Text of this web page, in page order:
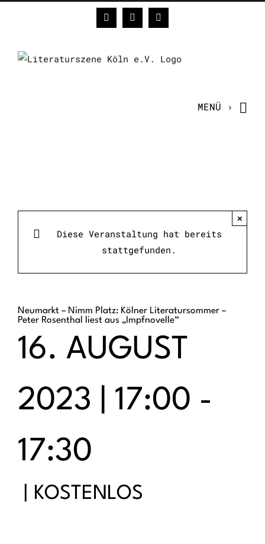
FacebookInstagram
E-
Mail
Diese Veranstaltung hat bereits
stattgefunden.
×
Neumarkt – Nimm Platz: Kölner Literatursommer –
Peter Rosenthal liest aus „Impfnovelle“
16. AUGUST
2023 | 17:00 -
17:30
KOSTENLOS